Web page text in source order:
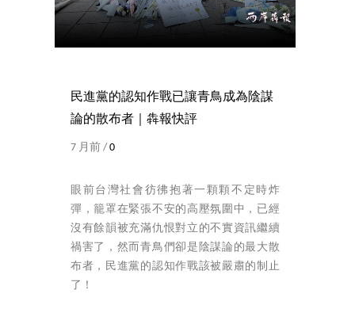
民進黨的認知作戰已讓青鳥成為陰謀
論的散布者｜犇報快評
7 月前 / 0
眼前台灣社會彷彿抱著一顆顆不定時炸
彈，籠罩在緊張不安的高壓氛圍中，已經
沒有餘韻被充滿仇恨對立的不實資訊繼續
禍害了，然而青鳥們卻是陰謀論的最大散
布者，民進黨的認知作戰該被嚴肅的制止
了！